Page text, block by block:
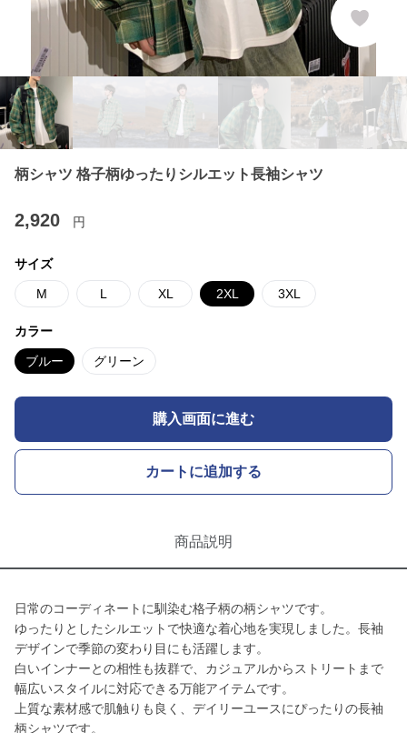
柄シャツ 格子柄ゆったりシルエット長袖シャツ
2,920 円
サイズ
M L XL 2XL 3XL
カラー
ブルー グリーン
購入画面に進む
カートに追加する
商品説明
日常のコーディネートに馴染む格子柄の柄シャツです。
ゆったりとしたシルエットで快適な着心地を実現しました。長袖
デザインで季節の変わり目にも活躍します。
白いインナーとの相性も抜群で、カジュアルからストリートまで
幅広いスタイルに対応できる万能アイテムです。
上質な素材感で肌触りも良く、デイリーユースにぴったりの長袖
柄シャツです。